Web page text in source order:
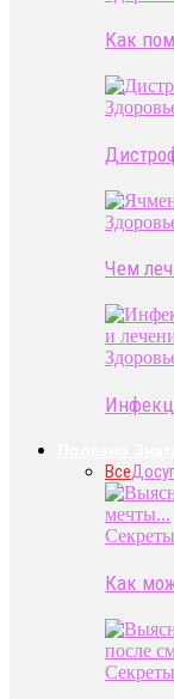
Как
Чем
ВсеДосуг
Как